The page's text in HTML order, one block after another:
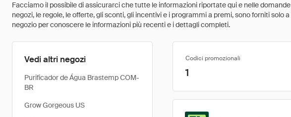
Facciamo il possibile di assicurarci che tutte le informazioni riportate qui e nelle
negozi, le regole, le offerte, gli sconti, gli incentivi e i programmi a premi, sono forniti
negozio per conoscere le informazioni più recenti e i dettagli completi.
Vedi altri negozi
Purificador de Água Brastemp COM-
BR
Grow Gorgeous US
Codici promozionali
1